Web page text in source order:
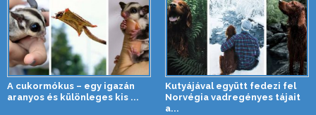
A cukormókus – egy igazán
aranyos és különleges kis ...
Kutyájával együtt fedezi fel
Norvégia vadregényes tájait
a...